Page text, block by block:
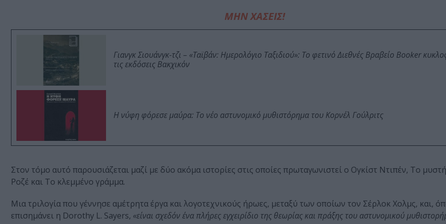
ΜΗΝ ΧΑΣΕΙΣ!
Γιανγκ Σιουάνγκ-τζι – «Ταϊβάν: Ημερολόγιο Ταξιδιού»: Το φετινό Διεθνές Βραβείο Booker
τις εκδόσεις Βακχικόν
Η νύφη φόρεσε μαύρα: Το νέο αστυνομικό μυθιστόρημα του Κορνέλ Γούλριτς
Στον τόμο αυτό παρουσιάζεται μαζί με δύο ακόμα ιστορίες στις οποίες πρωταγωνιστεί ο Ογκίστ Ντιπέν, Το
Ροζέ και Το κλεμμένο γράμμα.
Μια τριλογία που γέννησε αμέτρητα έργα και λογοτεχνικούς ήρωες, μεταξύ των οποίων τον Σέρλοκ Χολμς, και,
επισημάνει η Dorothy L. Sayers, «είναι σχεδόν ένα πλήρες εγχειρίδιο της θεωρίας και πράξης του αστυνομικού